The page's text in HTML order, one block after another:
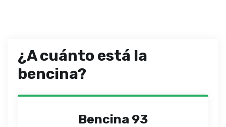
¿A cuánto está la
bencina?
Bencina 93